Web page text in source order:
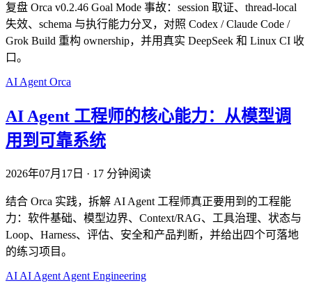
复盘 Orca v0.2.46 Goal Mode 事故：session 取证、thread-local
失效、schema 与执行能力分叉，对照 Codex / Claude Code /
Grok Build 重构 ownership，并用真实 DeepSeek 和 Linux CI 收
口。
AI Agent Orca
AI Agent 工程师的核心能力：从模型调
用到可靠系统
2026年07月17日 · 17 分钟阅读
结合 Orca 实践，拆解 AI Agent 工程师真正要用到的工程能
力：软件基础、模型边界、Context/RAG、工具治理、状态与
Loop、Harness、评估、安全和产品判断，并给出四个可落地
的练习项目。
AIAI AgentAgent Engineering